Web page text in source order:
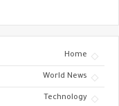
Home
World News
Technology